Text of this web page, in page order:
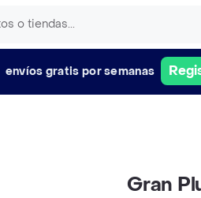
envíos gratis por semanas
Gran